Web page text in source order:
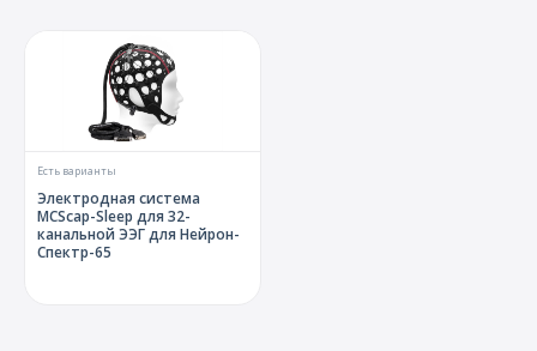
Есть варианты
Электродная система
MCScap-Sleep для 32-
канальной ЭЭГ для Нейрон-
Спектр-65